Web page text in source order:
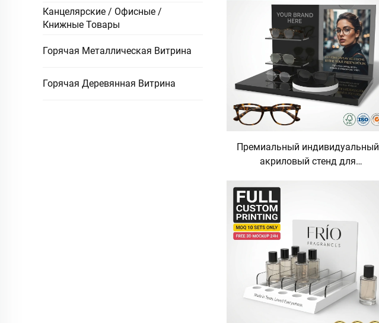
Канцелярские / Офисные /
Книжные Товары
Горячая Металлическая Витрина
Горячая Деревянная Витрина
со светодиодной подсветкой и
логотипом для магазина табака
Премиальный индивидуальный
акриловый стенд для
настольный держатель для
солнцезащитных очков,
витринная стойка для
оптического магазина,
люксовые очки и
солнцезащитные очки